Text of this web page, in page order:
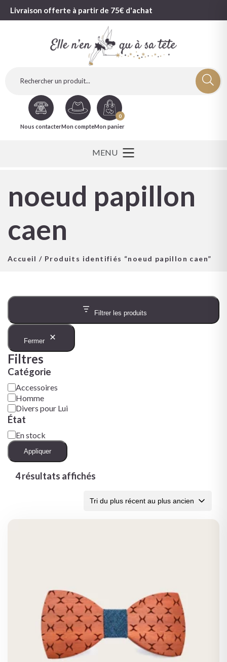
Livraison offerte à partir de 75€ d'achat
Nous contacterMon compte
0
Mon panier
noeud papillon
caen
Accueil / Produits identifiés “noeud papillon caen”
4 résultats affichés
Filtrer les produits
Fermer
Filtres
Catégorie
Accessoires
Homme
Divers pour Lui
État
En stock
Appliquer